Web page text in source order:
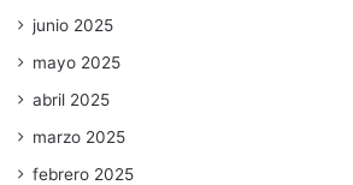
junio 2025
mayo 2025
abril 2025
marzo 2025
febrero 2025